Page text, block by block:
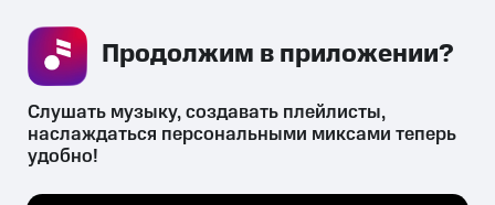
СКАЧАТЬ ПРИЛОЖЕНИЕ
психотропных веществ, их аналогов причиняет вред здоровью,
Слушать музыку, создавать плейлисты,
наслаждаться персональными миксами теперь
удобно!